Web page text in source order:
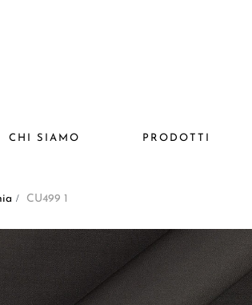
CHI SIAMO PRODOTTI
> CU499 1